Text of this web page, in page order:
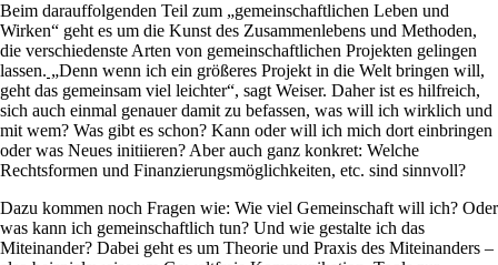
Beim darauffolgenden Teil zum „gemeinschaftlichen Leben und
Wirken“ geht es um die Kunst des Zusammenlebens und Methoden,
die verschiedenste Arten von gemeinschaftlichen Projekten gelingen
lassen. „Denn wenn ich ein größeres Projekt in die Welt bringen will,
geht das gemeinsam viel leichter“, sagt Weiser. Daher ist es hilfreich,
sich auch einmal genauer damit zu befassen, was will ich wirklich und
mit wem? Was gibt es schon? Kann oder will ich mich dort einbringen
oder was Neues initiieren? Aber auch ganz konkret: Welche
Rechtsformen und Finanzierungsmöglichkeiten, etc. sind sinnvoll?
Dazu kommen noch Fragen wie: Wie viel Gemeinschaft will ich? Oder
was kann ich gemeinschaftlich tun? Und wie gestalte ich das
Miteinander? Dabei geht es um Theorie und Praxis des Miteinanders –